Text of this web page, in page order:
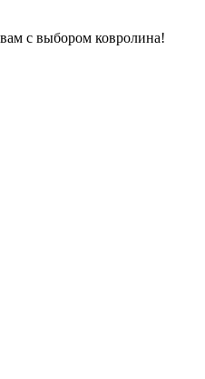
с выбором ковролина!